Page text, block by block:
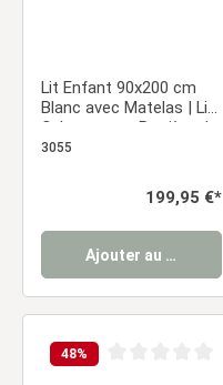
Lit Enfant 90x200 cm
Blanc avec Matelas | Lit
Cabane avec Barrière de
Sécurité | Montessori |
Sommier | Bois
3055
Prix régulier :
199,95 €*
Ajouter au panier
48%